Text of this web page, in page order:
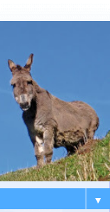
▼